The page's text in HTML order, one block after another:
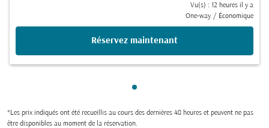
Vu(s) : 12 heures il y a
One-way / Économique
Réservez maintenant
Showing cmp-pagination-
*Les prix indiqués ont été recueillis au cours des dernières 48 heures et peuvent ne pas
être disponibles au moment de la réservation.